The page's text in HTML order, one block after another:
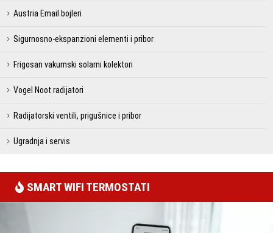
Austria Email bojleri
Sigurnosno-ekspanzioni elementi i pribor
Frigosan vakumski solarni kolektori
Vogel Noot radijatori
Radijatorski ventili, prigušnice i pribor
Ugradnja i servis
SMART WIFI TERMOSTATI